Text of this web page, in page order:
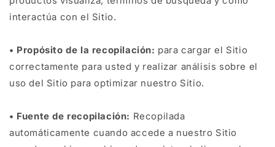
interactúa con el Sitio.
• Propósito de la recopilación: para cargar el Sitio
correctamente para usted y realizar análisis sobre el
uso del Sitio para optimizar nuestro Sitio.
• Fuente de recopilación: Recopilada
automáticamente cuando accede a nuestro Sitio